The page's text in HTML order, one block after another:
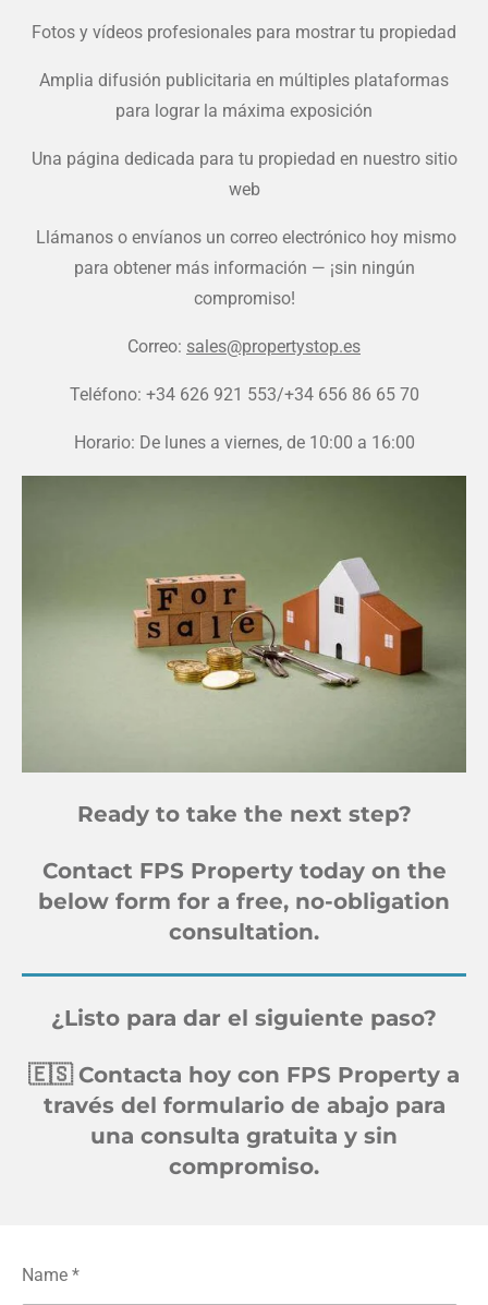
Fotos y vídeos profesionales para mostrar tu propiedad
Amplia difusión publicitaria en múltiples plataformas
para lograr la máxima exposición
Una página dedicada para tu propiedad en nuestro sitio
web
Llámanos o envíanos un correo electrónico hoy mismo
para obtener más información — ¡sin ningún
compromiso!
Correo: sales@propertystop.es
Teléfono: +34 626 921 553/+34 656 86 65 70
Horario: De lunes a viernes, de 10:00 a 16:00
Ready to take the next step?
Contact FPS Property today on the
below form for a free, no-obligation
consultation.
¿Listo para dar el siguiente paso?
🇪🇸 Contacta hoy con FPS Property a
través del formulario de abajo para
una consulta gratuita y sin
compromiso.
Name *